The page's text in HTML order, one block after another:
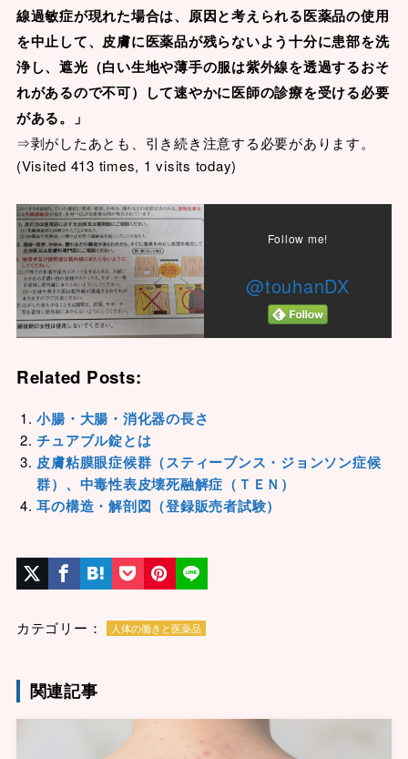
線過敏症が現れた場合は、原因と考えられる医薬品の使用
を中止して、皮膚に医薬品が残らないよう十分に患部を洗
浄し、遮光（白い生地や薄手の服は紫外線を透過するおそ
れがあるので不可）して速やかに医師の診療を受ける必要
がある。」
⇒剥がしたあとも、引き続き注意する必要があります。
(Visited 413 times, 1 visits today)
Follow me!
@touhanDX
Related Posts:
小腸・大腸・消化器の長さ
チュアブル錠とは
皮膚粘膜眼症候群（スティーブンス・ジョンソン症候
群）、中毒性表皮壊死融解症（ＴＥＮ）
耳の構造・解剖図（登録販売者試験）
カテゴリー： 人体の働きと医薬品
関連記事